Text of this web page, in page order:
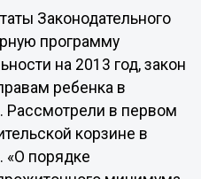
Законодательного
программу
на 2013 год, закон
ребенка в
Рассмотрели в первом
корзине в
«О порядке